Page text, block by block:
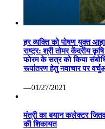
हर व्यक्ति को पोषण युक्त
राष्ट्र: श्री तोमर केंद्रीय
फोरम के सत्र को किया
रूपांतरण हेतु नवाचार पर
—01/27/2021
मंत्री का बयान कलेक्टर
की शिकायत